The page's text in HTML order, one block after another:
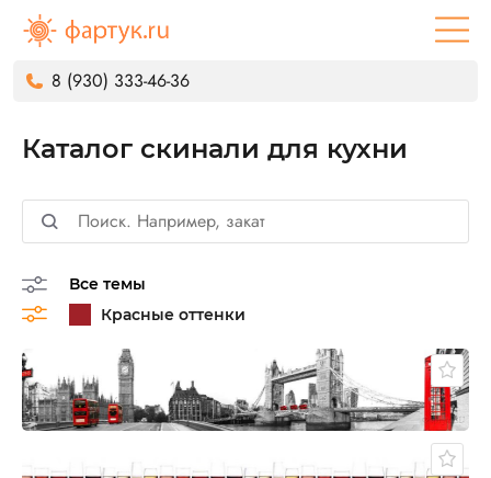
8 (930) 333-46-36
Каталог скинали для кухни
Все темы